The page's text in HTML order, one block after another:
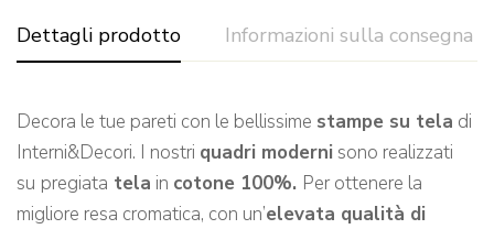
Dettagli prodotto Informazioni sulla consegna
Decora le tue pareti con le bellissime stampe su tela di
Interni&Decori. I nostri quadri moderni sono realizzati
su pregiata tela in cotone 100%. Per ottenere la
migliore resa cromatica, con un’elevata qualità di